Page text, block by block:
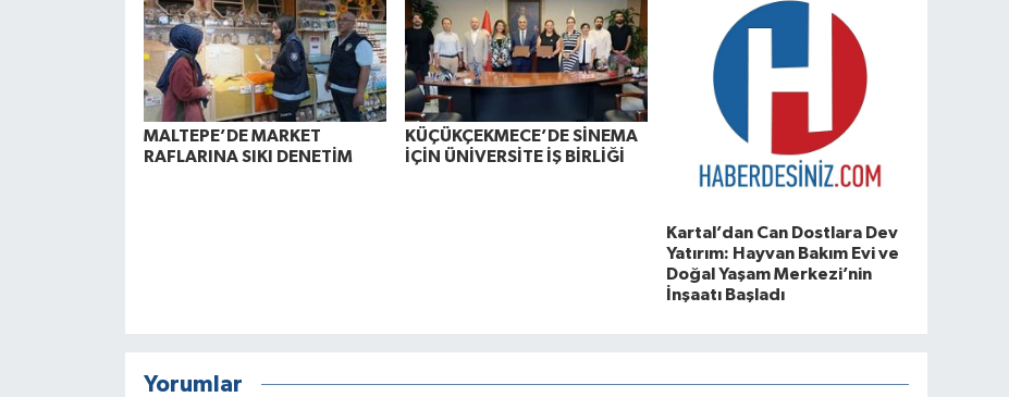
MALTEPE’DE MARKET
RAFLARINA SIKI DENETİM
KÜÇÜKÇEKMECE’DE SİNEMA
İÇİN ÜNİVERSİTE İŞ BİRLİĞİ
Kartal’dan Can Dostlara Dev
Yatırım: Hayvan Bakım Evi ve
Doğal Yaşam Merkezi’nin
İnşaatı Başladı
Yorumlar